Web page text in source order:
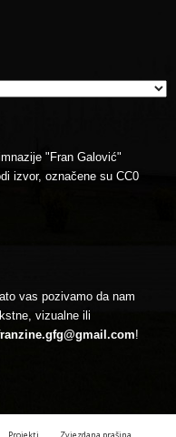
"Fran Galović"
izvor, označene su CC0
vas pozivamo da nam
vizualne ili
!
Projekti Zvjezdana prašina